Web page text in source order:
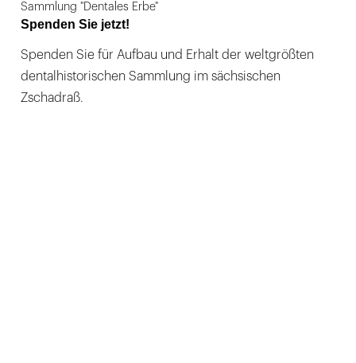
Sammlung "Dentales Erbe"
Spenden Sie jetzt!
Spenden Sie für Aufbau und Erhalt der weltgrößten
dentalhistorischen Sammlung im sächsischen
Zschadraß.